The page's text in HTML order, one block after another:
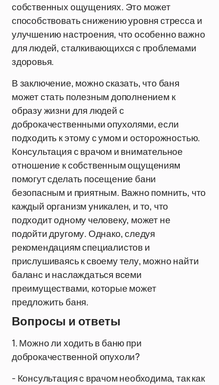
собственных ощущениях. Это может
способствовать снижению уровня стресса и
улучшению настроения, что особенно важно
для людей, сталкивающихся с проблемами
здоровья.
В заключение, можно сказать, что баня
может стать полезным дополнением к
образу жизни для людей с
доброкачественными опухолями, если
подходить к этому с умом и осторожностью.
Консультация с врачом и внимательное
отношение к собственным ощущениям
помогут сделать посещение бани
безопасным и приятным. Важно помнить, что
каждый организм уникален, и то, что
подходит одному человеку, может не
подойти другому. Однако, следуя
рекомендациям специалистов и
прислушиваясь к своему телу, можно найти
баланс и наслаждаться всеми
преимуществами, которые может
предложить баня.
Вопросы и ответы
1. Можно ли ходить в баню при
доброкачественной опухоли?
- Консультация с врачом необходима, так как